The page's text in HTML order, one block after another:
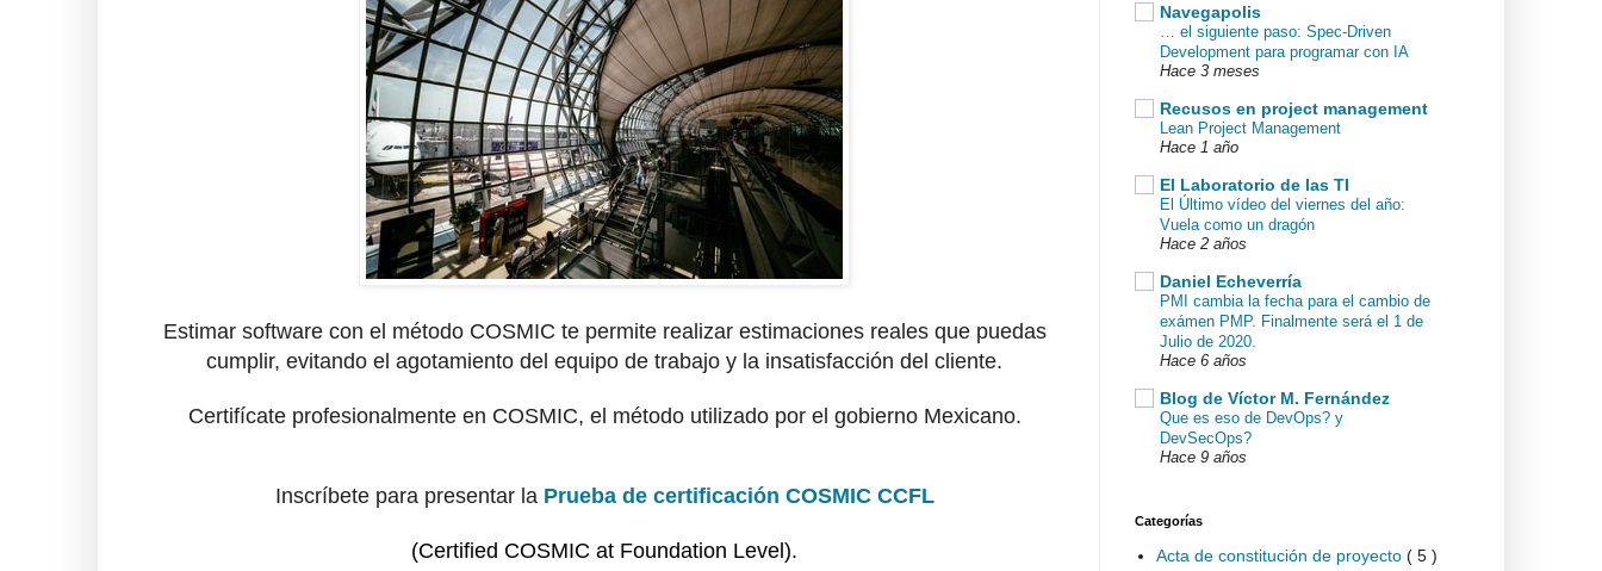
Estimar software con el método COSMIC te permite realizar estimaciones reales que puedas
cumplir, evitando el agotamiento del equipo de trabajo y la insatisfacción del cliente.
Certifícate profesionalmente en COSMIC, el método utilizado por el gobierno Mexicano.
Inscríbete para presentar la Prueba de certificación COSMIC CCFL
(Certified COSMIC at Foundation Level).
Navegapolis
… el siguiente paso: Spec-Driven
Development para programar con IA
Hace 3 meses
Recusos en project management
Lean Project Management
Hace 1 año
El Laboratorio de las TI
El Último vídeo del viernes del año:
Vuela como un dragón
Hace 2 años
Daniel Echeverría
PMI cambia la fecha para el cambio de
exámen PMP. Finalmente será el 1 de
Julio de 2020.
Hace 6 años
Blog de Víctor M. Fernández
Que es eso de DevOps? y
DevSecOps?
Hace 9 años
Categorías
Acta de constitución de proyecto ( 5 )